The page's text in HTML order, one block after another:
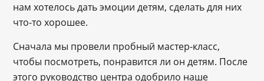
нам хотелось дать эмоции детям, сделать для них
что-то хорошее.
Сначала мы провели пробный мастер-класс,
чтобы посмотреть, понравится ли он детям. После
этого руководство центра одобрило наше